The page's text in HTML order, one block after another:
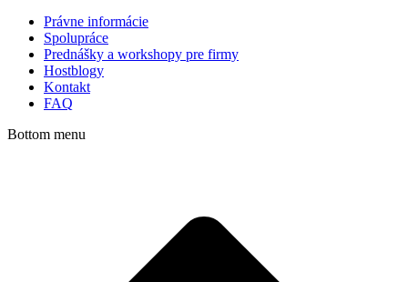
Právne informácie
Spolupráce
Prednášky a workshopy pre firmy
Hostblogy
Kontakt
FAQ
Bottom menu